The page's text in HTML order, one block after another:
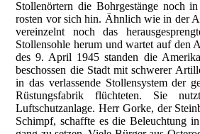
Stollenörtern die Bohrgestänge noch
rosten vor sich hin. Ähnlich wie in der
vereinzelnt noch das
Stollensohle herum und wartet auf den
des 9. April 1945 standen die
beschossen die Stadt mit schwerer
in das verlassende Stollensystem der
Rüstungsfabrik flüchteten. Sie
Luftschutzanlage. Herr Gorke, der
Schimpf, schaffte es die Beleuchtung